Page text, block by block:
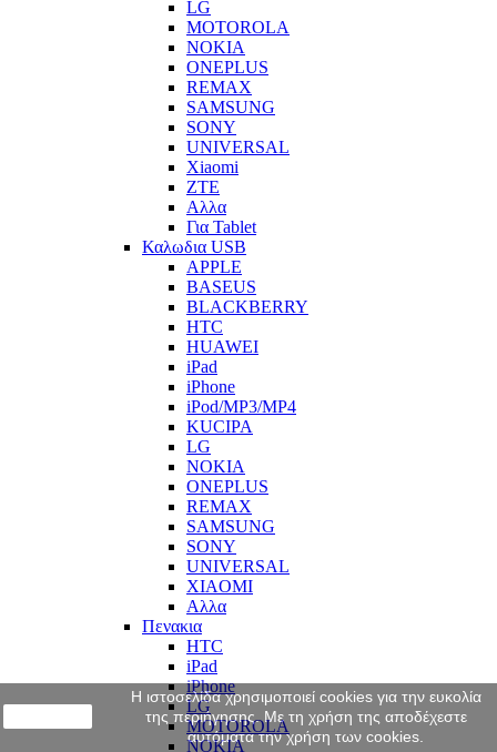
LG
MOTOROLA
NOKIA
ONEPLUS
REMAX
SAMSUNG
SONY
UNIVERSAL
Xiaomi
ZTE
Αλλα
Για Tablet
Καλωδια USB
APPLE
BASEUS
BLACKBERRY
HTC
HUAWEI
iPad
iPhone
iPod/MP3/MP4
KUCIPA
LG
NOKIA
ONEPLUS
REMAX
SAMSUNG
SONY
UNIVERSAL
XIAOMI
Αλλα
Πενακια
HTC
iPad
iPhone
LG
MOTOROLA
NOKIA
Η ιστοσελίδα χρησιμοποιεί cookies για την ευκολία
της περιήγησης. Με τη χρήση της αποδέχεστε
αυτόματα την χρήση των cookies.